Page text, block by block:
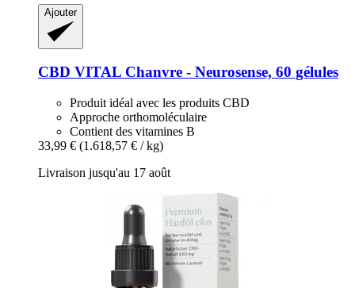
Ajouter
CBD VITAL Chanvre -​ Neurosense, 60 gélules
Produit idéal avec les produits CBD
Approche orthomoléculaire
Contient des vitamines B
33,99 € (1.618,57 € / kg)
Livraison jusqu'au 17 août